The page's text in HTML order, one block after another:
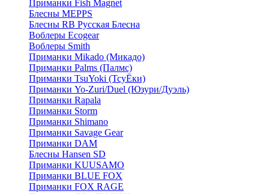
Приманки Fish Magnet
Блесны MEPPS
Блесны RB Русская Блесна
Воблеры Ecogear
Воблеры Smith
Приманки Mikado (Микадо)
Приманки Palms (Палмс)
Приманки TsuYoki (ТсуЁки)
Приманки Yo-Zuri/Duel (Юзури/Дуэль)
Приманки Rapala
Приманки Storm
Приманки Shimano
Приманки Savage Gear
Приманки DAM
Блесны Hansen SD
Приманки KUUSAMO
Приманки BLUE FOX
Приманки FOX RAGE